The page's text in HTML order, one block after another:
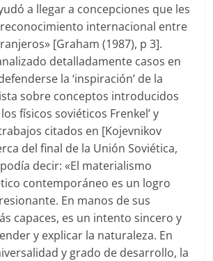
a llegar a concepciones que les
internacional entre
[Graham (1987), p 3].
detalladamente casos en
la ‘inspiración’ de la
sobre conceptos introducidos
físicos soviéticos Frenkel’ y
citados en [Kojevnikov
del final de la Unión Soviética,
decir: «El materialismo
contemporáneo es un logro
En manos de sus
capaces, es un intento sincero y
y explicar la naturaleza. En
y grado de desarrollo, la